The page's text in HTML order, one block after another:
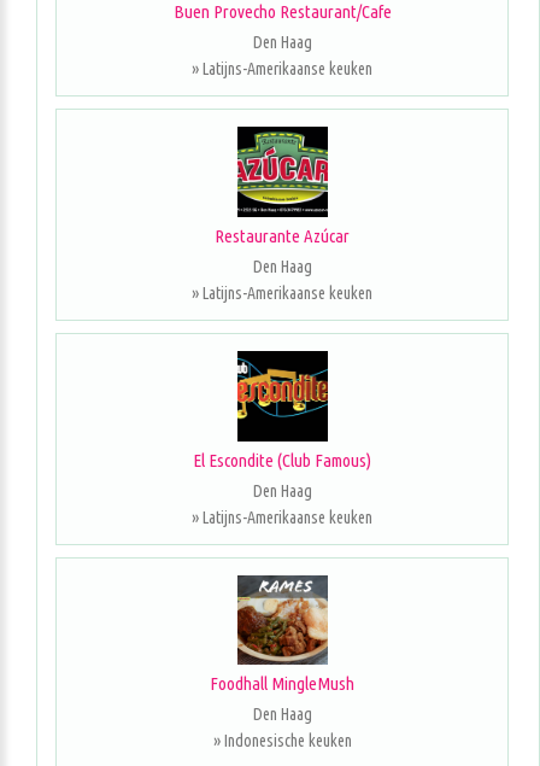
Buen Provecho Restaurant/Cafe
Den Haag
» Latijns-Amerikaanse keuken
Restaurante Azúcar
Den Haag
» Latijns-Amerikaanse keuken
El Escondite (Club Famous)
Den Haag
» Latijns-Amerikaanse keuken
Foodhall MingleMush
Den Haag
» Indonesische keuken